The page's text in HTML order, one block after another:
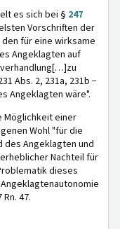
es sich bei § 247
Vorschriften der
für eine wirksame
Angeklagten auf
Abs. 2, 231a, 231b −
Angeklagten wäre".
Möglichkeit einer
Wohl "für die
des Angeklagten und
Nachteil für
dieses
47.